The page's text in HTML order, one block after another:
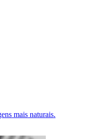
mais naturais.